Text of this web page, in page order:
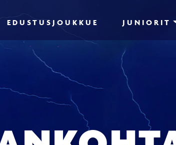
EDUSTUSJOUKKUE JUNIORIT